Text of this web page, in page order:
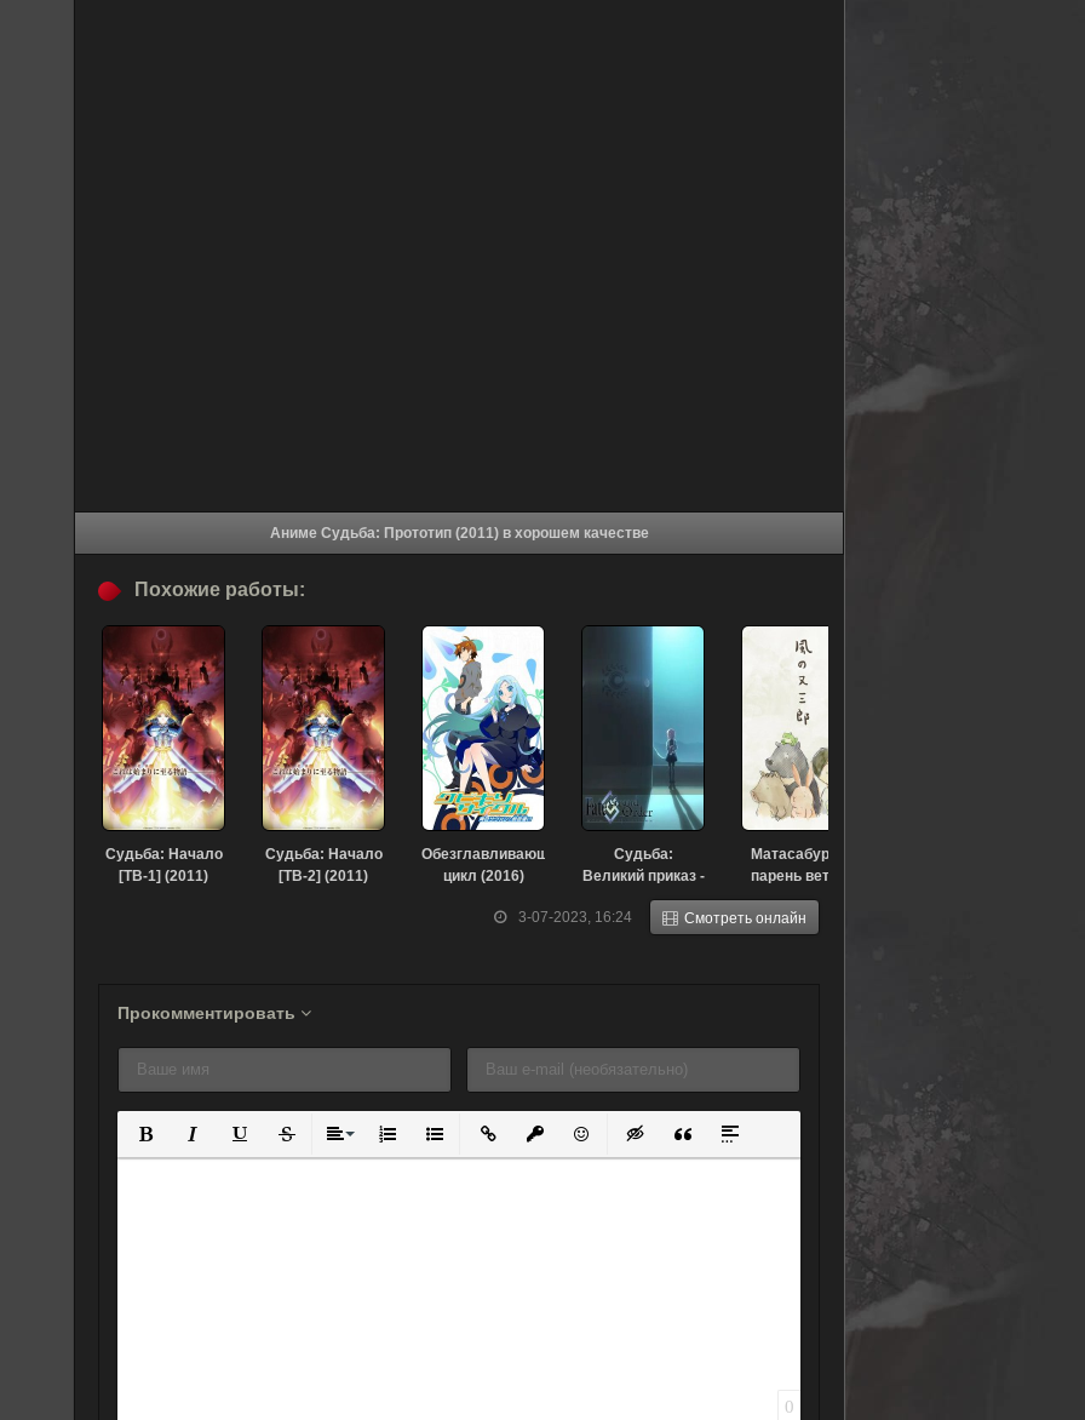
Аниме Судьба: Прототип (2011) в хорошем качестве
3-07-2023, 16:24 Смотреть онлайн
Похожие работы:
Судьба: Начало
[ТВ-1] (2011)
Судьба: Начало
[ТВ-2] (2011)
Обезглавливающий
цикл (2016)
Судьба:
Великий приказ -
Лунный свет в
потерянной
Матасабуро —
парень ветров
(2016)
Прокомментировать
Полужирный
КурсивПодчеркнутый
ЗачеркнутыйВыравнивание
Нумерованный список
Маркированный список
Вставить ссылку
Вставить защищенную ссылку
Вставить смайлик
Вставка скрытого текста
Вставка цитаты
Вставка спойлера
0